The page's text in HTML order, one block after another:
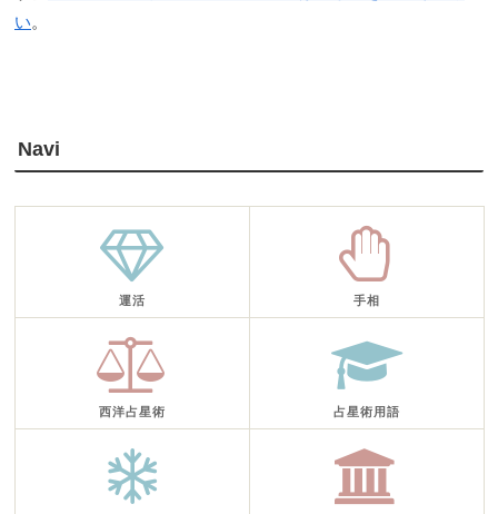
い。
Navi
運活 手相
西洋占星術 占星術用語